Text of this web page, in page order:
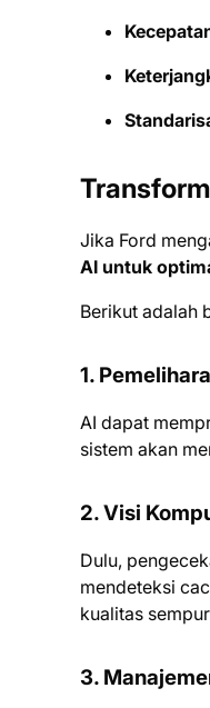
Jika Ford
AI untuk
Berikut adalah
1.
AI dapat
sistem akan
2. Visi
Dulu,
mendeteksi
kualitas
3.